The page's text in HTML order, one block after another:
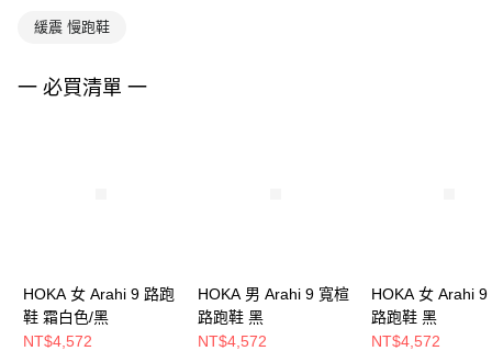
緩震 慢跑鞋
一 必買清單 一
HOKA 女 Arahi 9 路跑
鞋 霜白色/黑
NT$4,572
HOKA 男 Arahi 9 寬楦
路跑鞋 黑
NT$4,572
HOKA 女 Arahi 9
路跑鞋 黑
NT$4,572